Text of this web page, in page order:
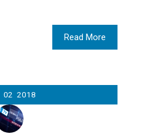
Read More
02 2018